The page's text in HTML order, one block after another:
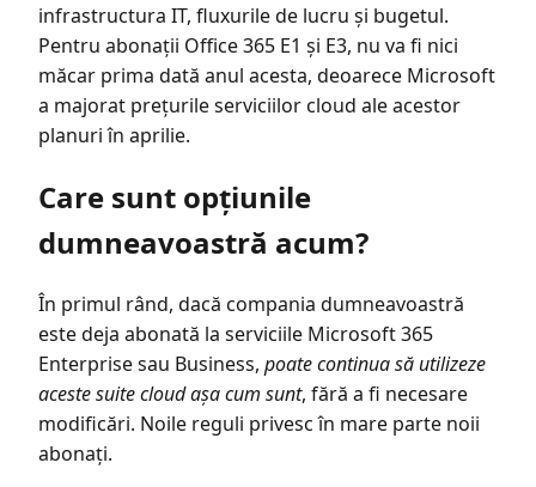
infrastructura IT, fluxurile de lucru și bugetul.
Pentru abonații Office 365 E1 și E3, nu va fi nici
măcar prima dată anul acesta, deoarece Microsoft
a majorat prețurile serviciilor cloud ale acestor
planuri în aprilie.
Care sunt opțiunile
dumneavoastră acum?
În primul rând, dacă compania dumneavoastră
este deja abonată la serviciile Microsoft 365
Enterprise sau Business, poate continua să utilizeze
aceste suite cloud așa cum sunt, fără a fi necesare
modificări. Noile reguli privesc în mare parte noii
abonați.